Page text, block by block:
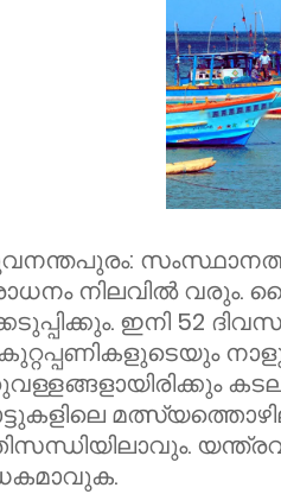
നിലവിൽ വരും.
ഇനി 52